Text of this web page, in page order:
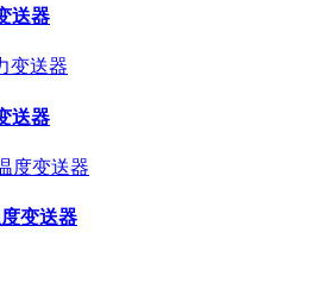
送器
送器
变送器